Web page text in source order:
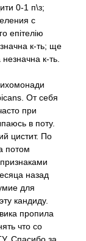
0-1 п\з;
с
епітелію
к-ть; ще
к-ть.
От себя
при
в поту.
цистит. По
потом
назад
для
кандиду.
пропила
что со